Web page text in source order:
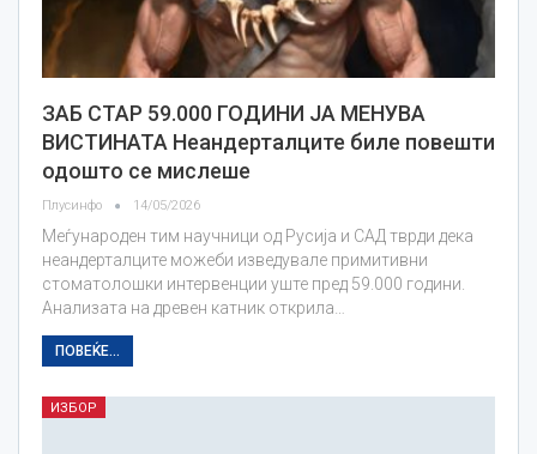
ЗАБ СТАР 59.000 ГОДИНИ ЈА МЕНУВА
ВИСТИНАТА Неандерталците биле повешти
одошто се мислеше
Плусинфо 14/05/2026
Меѓународен тим научници од Русија и САД тврди дека
неандерталците можеби изведувале примитивни
стоматолошки интервенции уште пред 59.000 години.
Анализата на древен катник открила…
ПОВЕЌЕ...
ИЗБОР